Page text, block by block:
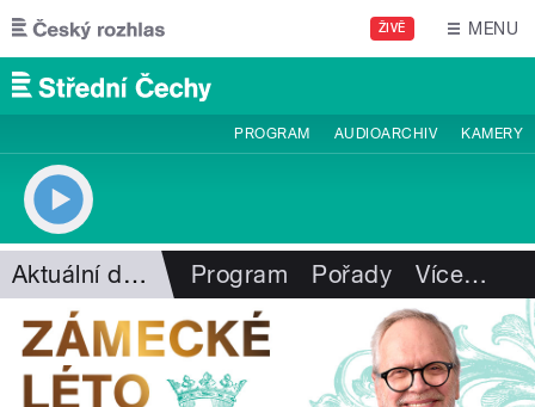
Přejít k hlavnímu obsahu
ŽIVĚ MENU
PROGRAM AUDIOARCHIV KAMERY
Aktuální dění Program Pořady Více…